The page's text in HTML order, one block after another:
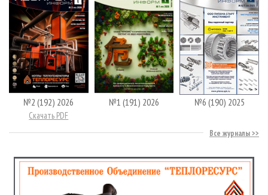
№2 (192) 2026
Скачать PDF
№1 (191) 2026 №6 (190) 2025
Все журналы